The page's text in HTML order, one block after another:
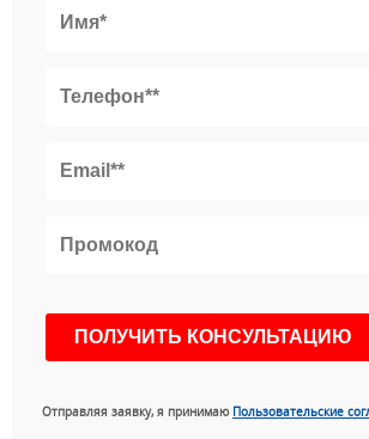
Отправляя заявку, я принимаю Пользовательские